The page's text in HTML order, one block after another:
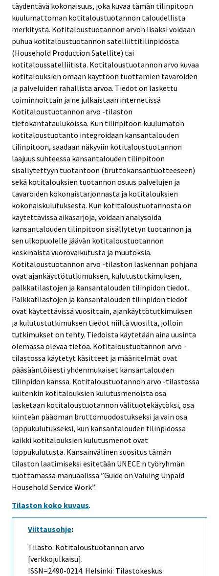
täydentävä kokonaisuus, joka kuvaa tämän tilinpitoon
kuulumattoman kotitaloustuotannon taloudellista
merkitystä. Kotitaloustuotannon arvon lisäksi voidaan
puhua kotitaloustuotannon satelliittitilinpidosta
(Household Production Satellite) tai
kotitaloussatelliitista. Kotitaloustuotannon arvo kuvaa
kotitalouksien omaan käyttöön tuottamien tavaroiden
ja palveluiden rahallista arvoa. Tiedot on laskettu
toiminnoittain ja ne julkaistaan internetissä
Kotitaloustuotannon arvo -tilaston
tietokantataulukoissa. Kun tilinpitoon kuulumaton
kotitaloustuotanto integroidaan kansantalouden
tilinpitoon, saadaan näkyviin kotitaloustuotannon
laajuus suhteessa kansantalouden tilinpitoon
sisällytettyyn tuotantoon (bruttokansantuotteeseen)
sekä kotitalouksien tuotannon osuus palvelujen ja
tavaroiden kokonaistarjonnasta ja kotitalouksien
kokonaiskulutuksesta. Kun kotitaloustuotannosta on
käytettävissä aikasarjoja, voidaan analysoida
kansantalouden tilinpitoon sisällytetyn tuotannon ja
sen ulkopuolelle jäävän kotitaloustuotannon
keskinäistä vuorovaikutusta ja muutoksia.
Kotitaloustuotannon arvo -tilaston laskennan pohjana
ovat ajankäyttötutkimuksen, kulutustutkimuksen,
palkkatilastojen ja kansantalouden tilinpidon tiedot.
Palkkatilastojen ja kansantalouden tilinpidon tiedot
ovat käytettävissä vuosittain, ajankäyttötutkimuksen
ja kulutustutkimuksen tiedot niiltä vuosilta, jolloin
tutkimukset on tehty. Tiedoista käytetään aina uusinta
olemassa olevaa tietoa. Kotitaloustuotannon arvo -
tilastossa käytetyt käsitteet ja määritelmät ovat
pääsääntöisesti yhdenmukaiset kansantalouden
tilinpidon kanssa. Kotitaloustuotannon arvo -tilastossa
kuitenkin kotitalouksien kulutusmenoista osa
lasketaan kotitaloustuotannon välituotekäytöksi, osa
kiinteän pääoman bruttomuodostukseksi ja vain osa
loppukulutukseksi, kun kansantalouden tilinpidossa
kaikki kotitalouksien kulutusmenot ovat
loppukulutusta. Kansainvälinen suositus tämän
tilaston laatimiseksi esitetään UNECE:n työryhmän
tuottamassa manuaalissa ”Guide on Valuing Unpaid
Household Service Work”.
Tilaston koko kuvaus.
Viittausohje:
Tilasto: Kotitaloustuotannon arvo
[verkkojulkaisu].
ISSN=2490-0214. Helsinki: Tilastokeskus